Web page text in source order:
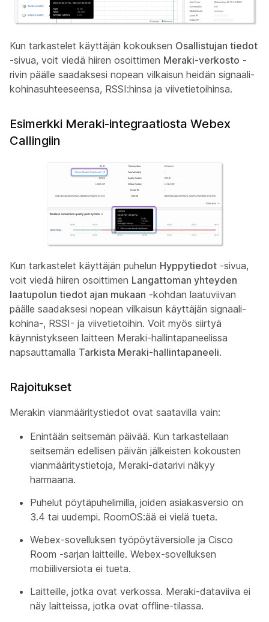
Kun tarkastelet käyttäjän kokouksen Osallistujan tiedot
-sivua, voit viedä hiiren osoittimen Meraki-verkosto -
rivin päälle saadaksesi nopean vilkaisun heidän signaali-
kohinasuhteeseensa, RSSI:hinsa ja viivetietoihinsa.
Esimerkki Meraki-integraatiosta Webex
Callingiin
Kun tarkastelet käyttäjän puhelun Hyppytiedot -sivua,
voit viedä hiiren osoittimen Langattoman yhteyden
laatupolun tiedot ajan mukaan -kohdan laatuviivan
päälle saadaksesi nopean vilkaisun käyttäjän signaali-
kohina-, RSSI- ja viivetietoihin. Voit myös siirtyä
käynnistykseen laitteen Meraki-hallintapaneelissa
napsauttamalla Tarkista Meraki-hallintapaneeli.
Rajoitukset
Merakin vianmääritystiedot ovat saatavilla vain:
Enintään seitsemän päivää. Kun tarkastellaan
seitsemän edellisen päivän jälkeisten kokousten
vianmääritystietoja, Meraki-datarivi näkyy
harmaana.
Puhelut pöytäpuhelimilla, joiden asiakasversio on
3.4 tai uudempi. RoomOS:ää ei vielä tueta.
Webex-sovelluksen työpöytäversiolle ja Cisco
Room -sarjan laitteille. Webex-sovelluksen
mobiiliversiota ei tueta.
Laitteille, jotka ovat verkossa. Meraki-dataviiva ei
näy laitteissa, jotka ovat offline-tilassa.